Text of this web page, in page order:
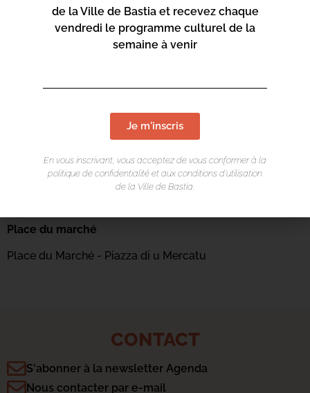
Place du marché
Place du Marché - Piazza di u Mercatu
CONTACT
S'abonner à la newsletter Agenda
Nous contacter par e-mail
de la Ville de Bastia et recevez chaque
vendredi le programme culturel de la
semaine à venir
Je m'inscris
En vous inscrivant, vous acceptez de vous conformer à la
politique de confidentialité et aux conditions d’utilisation
de la Ville de Bastia.